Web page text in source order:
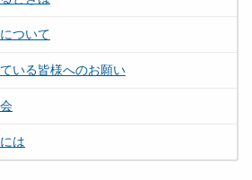
ついて
いる皆様へのお願い
は